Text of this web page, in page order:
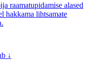
raamatupidamise alased
hakkama lihtsamate
↓